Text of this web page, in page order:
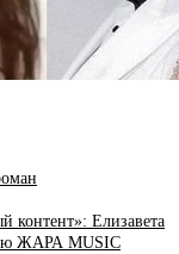
контент»: Елизавета
ЖАРА MUSIC